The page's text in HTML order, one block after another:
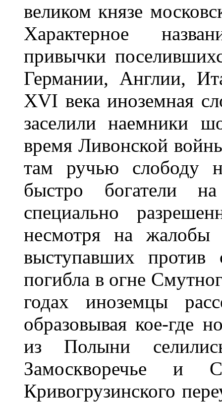
великом князе
Характерное
привычки
Германии, Англии,
XVI века иноземная
заселили наемники
время Ливонской
там ручью слободу
быстро богатели
специально
несмотря на жалобы
выступавших против
погибла в огне
годах иноземцы
образовывая кое-где
из Полыни
Замоскворечье и
Кривогрузинского